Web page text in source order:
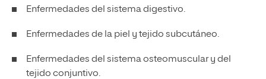
Enfermedades del sistema digestivo.
Enfermedades de la piel y tejido subcutáneo.
Enfermedades del sistema osteomuscular y del
tejido conjuntivo.